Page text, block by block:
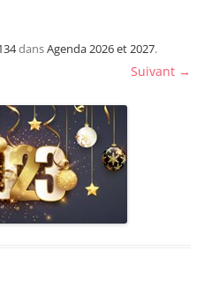
dansAgenda 2026 et 2027.
Suivant →